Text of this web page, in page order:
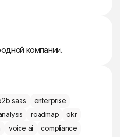
компании.
saas
enterprise
roadmap
okr
voice ai
compliance